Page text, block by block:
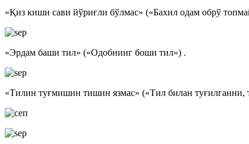
«Қиз киши сави йўриғли бўлмас» («Бахил одам обрў
«Эрдам баши тил» («Одобнинг боши тил») .
«Тилин туғмишин тишин язмас» («Тил билан туғилганни,